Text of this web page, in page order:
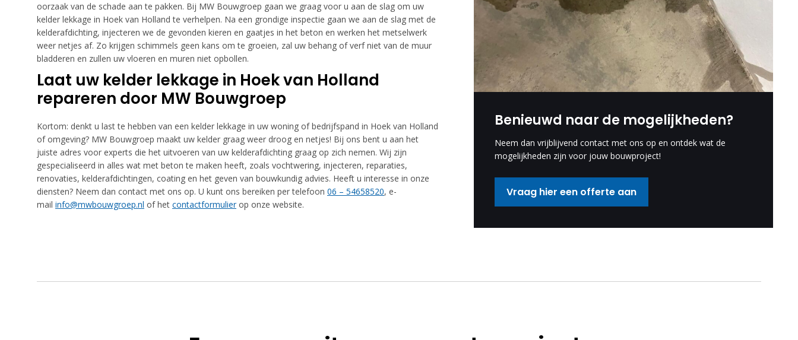
oorzaak van de schade aan te pakken. Bij MW Bouwgroep gaan we graag voor u aan de slag om uw
kelder lekkage in Hoek van Holland te verhelpen. Na een grondige inspectie gaan we aan de slag met de
kelderafdichting, injecteren we de gevonden kieren en gaatjes in het beton en werken het metselwerk
weer netjes af. Zo krijgen schimmels geen kans om te groeien, zal uw behang of verf niet van de muur
bladderen en zullen uw vloeren en muren niet opbollen.
Laat uw kelder lekkage in Hoek van Holland
repareren door MW Bouwgroep
Kortom: denkt u last te hebben van een kelder lekkage in uw woning of bedrijfspand in Hoek van Holland
of omgeving? MW Bouwgroep maakt uw kelder graag weer droog en netjes! Bij ons bent u aan het
juiste adres voor experts die het uitvoeren van uw kelderafdichting graag op zich nemen. Wij zijn
gespecialiseerd in alles wat met beton te maken heeft, zoals vochtwering, injecteren, reparaties,
renovaties, kelderafdichtingen, coating en het geven van bouwkundig advies. Heeft u interesse in onze
diensten? Neem dan contact met ons op. U kunt ons bereiken per telefoon 06 – 54658520, e-
mail info@mwbouwgroep.nl of het contactformulierop onze website.
Benieuwd naar de mogelijkheden?
Neem dan vrijblijvend contact met ons op en ontdek wat de
mogelijkheden zijn voor jouw bouwproject!
Vraag hier een offerte aan